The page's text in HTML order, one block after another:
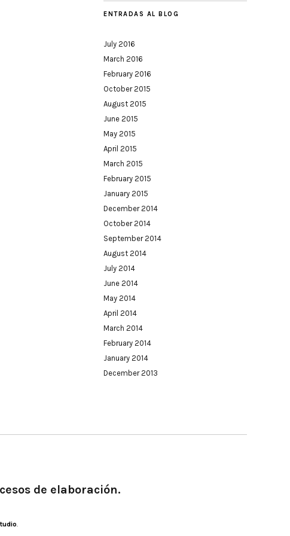
ENTRADAS AL BLOG
July 2016
March 2016
February 2016
October 2015
August 2015
June 2015
May 2015
April 2015
March 2015
February 2015
January 2015
December 2014
October 2014
September 2014
August 2014
July 2014
June 2014
May 2014
April 2014
March 2014
February 2014
January 2014
December 2013
de elaboración.
.